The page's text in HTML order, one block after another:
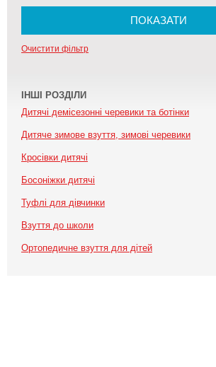
ПОКАЗАТИ
Очистити фільтр
ІНШІ РОЗДІЛИ
Дитячі демісезонні черевики та ботінки
Дитяче зимове взуття, зимові черевики
Кросівки дитячі
Босоніжки дитячі
Туфлі для дівчинки
Взуття до школи
Ортопедичне взуття для дітей